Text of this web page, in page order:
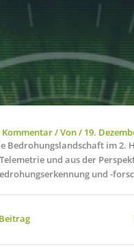
Kommentar/ Von/ 19.
Bedrohungslandschaft im 2.
und aus der
und -